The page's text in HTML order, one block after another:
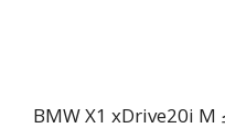
BMW X1 xDrive20i M